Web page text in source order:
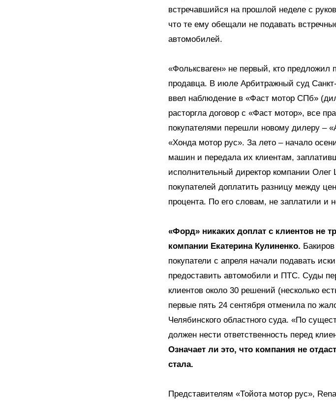
встречавшийся на прошлой неделе с
что те ему обещали не подавать
автомобилей.
«Фольксваген» не первый, кто предложил
продавца. В июле Арбитражный суд
ввел наблюдение в «Фаст мотор СПб»
расторгла договор с «Фаст мотор», все
покупателями перешли новому дилеру –
«Хонда мотор рус». За лето – начало
машин и передала их клиентам,
исполнительный директор компании
покупателей доплатить разницу между
процента. По его словам, не заплатили и
«Форд» никаких доплат с клиентов не
компании Екатерина Кулиненко.
покупатели с апреля начали подавать
предоставить автомобили и ПТС. Суды
клиентов около 30 решений (несколько
первые пять 24 сентября отменила по
Челябинского областного суда. «По
должен нести ответственность перед
Означает ли это, что компания не
стала.
Представителям «Тойота мотор рус»,